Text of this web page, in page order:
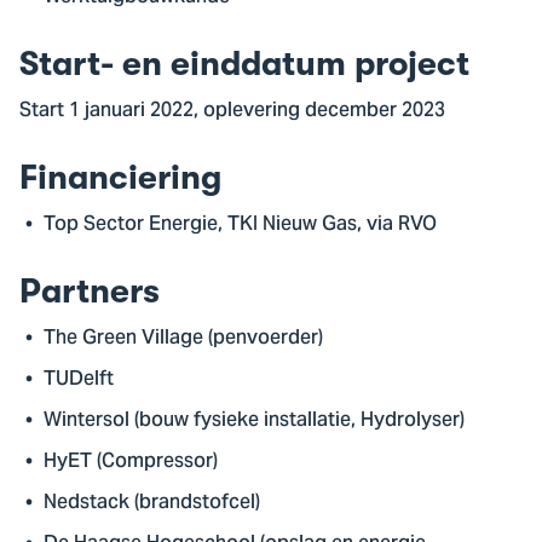
Start- en einddatum project
Start 1 januari 2022, oplevering december 2023
Financiering
Top Sector Energie, TKI Nieuw Gas, via RVO
Partners
The Green Village (penvoerder)
TUDelft
Wintersol (bouw fysieke installatie, Hydrolyser)
HyET (Compressor)
Nedstack (brandstofcel)